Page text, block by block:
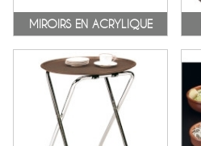
MIROIRS EN ACRYLIQUE